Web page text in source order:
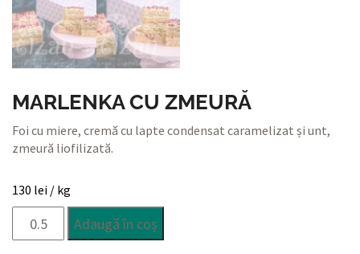
MARLENKA CU ZMEURĂ
Foi cu miere, cremă cu lapte condensat caramelizat și unt,
zmeură liofilizată.
130 lei / kg
Marlenka
Adaugă în coș